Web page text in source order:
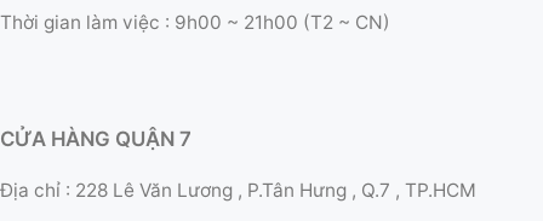
Thời gian làm việc : 9h00 ~ 21h00 (T2 ~ CN)
CỬA HÀNG QUẬN 7
Địa chỉ : 228 Lê Văn Lương , P.Tân Hưng , Q.7 , TP.HCM